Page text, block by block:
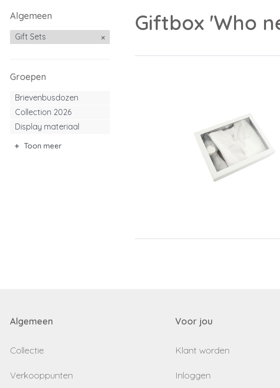
Algemeen
Gift Sets
Groepen
Brievenbusdozen
Collection 2026
Display materiaal
Toon meer
Giftbox 'Who
Algemeen
Collectie
Verkooppunten
Voor jou
Klant worden
Inloggen